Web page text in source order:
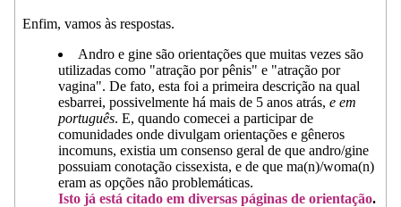
Enfim, vamos às respostas.
Andro e gine são orientações que muitas vezes são
utilizadas como "atração por pênis" e "atração por
vagina". De fato, esta foi a primeira descrição na qual
esbarrei, possivelmente há mais de 5 anos atrás, e em
português. E, quando comecei a participar de
comunidades onde divulgam orientações e gêneros
incomuns, existia um consenso geral de que andro/gine
possuiam conotação cissexista, e de que ma(n)/woma(n)
eram as opções não problemáticas.
Isto já está citado em diversas páginas de orientação.